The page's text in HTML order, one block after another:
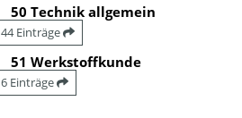
50 Technik allgemein
44 Einträge
51 Werkstoffkunde
6 Einträge